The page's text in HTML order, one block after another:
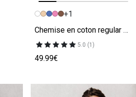
Image précédente
Image suivante
+1
Chemise en coton regular sans repassage
5.0 (1)
49.99€